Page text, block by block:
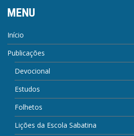
MENU
Início
Publicações
Devocional
Estudos
Folhetos
Lições da Escola Sabatina